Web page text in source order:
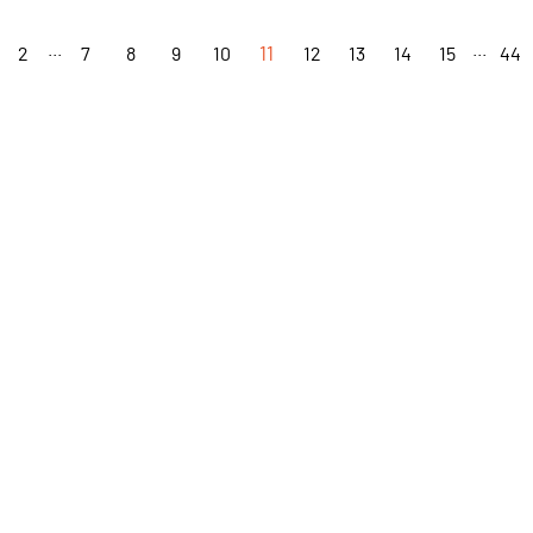
2 7 8 9 10 11 12 13 14 15 44